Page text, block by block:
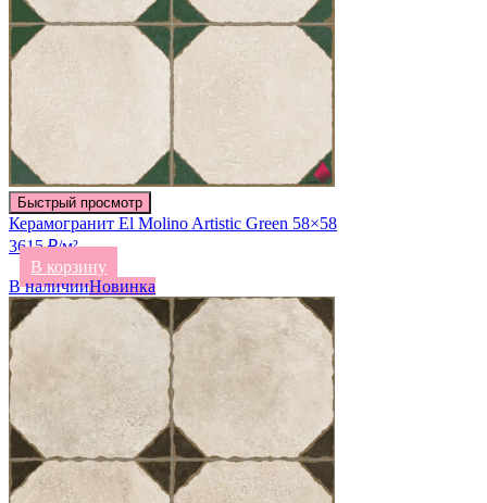
Быстрый просмотр
Керамогранит El Molino Artistic Green 58×58
3615 ₽/м²
В корзину
В наличииНовинка